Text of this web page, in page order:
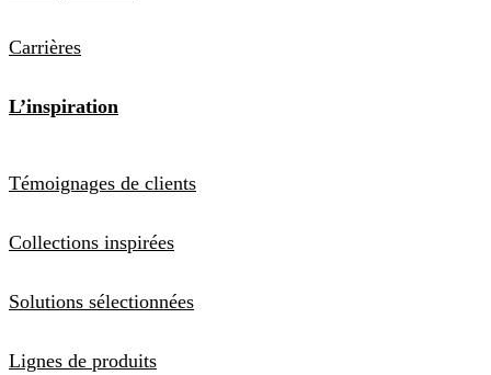
Carrières
L’inspiration
Témoignages de clients
Collections inspirées
Solutions sélectionnées
Lignes de produits